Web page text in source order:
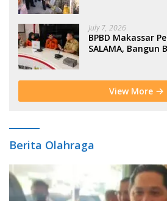
July 7, 2026
BPBD Makassar
SALAMA, Bangun
View More
Berita Olahraga